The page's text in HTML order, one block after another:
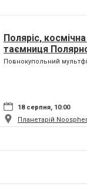
Поляріс,
таємниця
Повнокупольний
18 серпня, 10:00
Планетарій